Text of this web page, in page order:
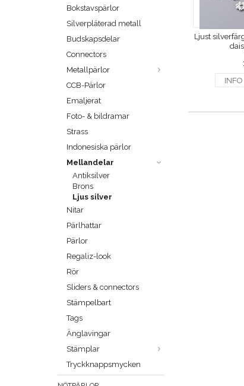
Bokstavspärlor
Silverpläterad metall
Budskapsdelar
Connectors
Metallpärlor
CCB-Pärlor
Emaljerat
Foto- & bildramar
Strass
Indonesiska pärlor
Mellandelar
Antiksilver
Brons
Ljus silver
Nitar
Pärlhattar
Pärlor
Regaliz-look
Rör
Sliders & connectors
Stämpelbart
Tags
Änglavingar
Stämplar
Tryckknappsmycken
Ljust
INFO